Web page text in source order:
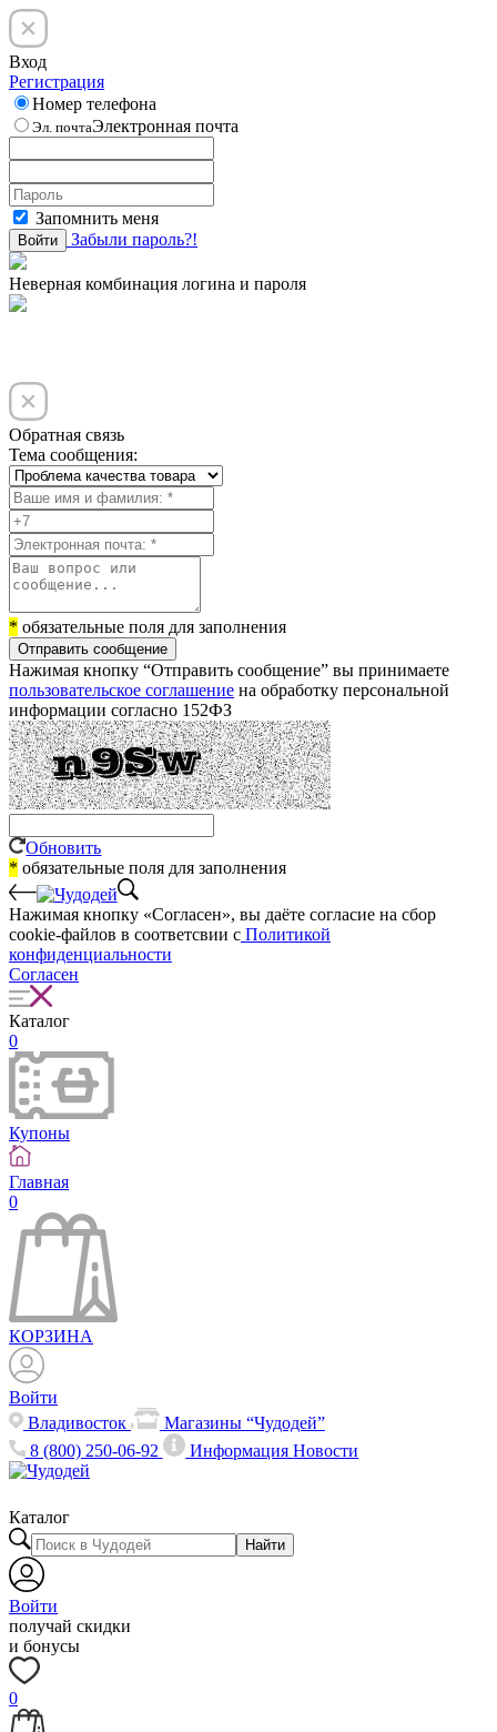
Вход
Регистрация
Номер телефона
Эл. почтаЭлектронная почта
Запомнить меня
Войти Забыли пароль?!
Неверная комбинация логина и пароля
Обратная связь
Тема сообщения:
* обязательные поля для заполнения
Отправить сообщение
Нажимая кнопку “Отправить сообщение” вы принимаете
пользовательское соглашение на обработку персональной
информации согласно 152ФЗ
Обновить
* обязательные поля для заполнения
Нажимая кнопку «Согласен», вы даёте cогласие на сбор
cookie-файлов в соответсвии с Политикой
конфиденциальности
Согласен
Каталог
0
Купоны
Главная
0
КОРЗИНА
Войти
Владивосток
Магазины “Чудодей”
8 (800) 250-06-92
ИнформацияНовости
Каталог
Найти
Войти
получай скидки
и бонусы
0